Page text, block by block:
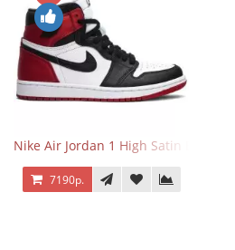
Nike Air Jordan 1 High Satin Black Toe
7190р.